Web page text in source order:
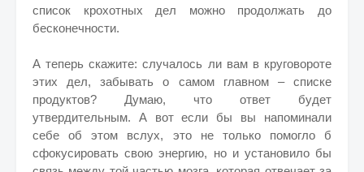
список крохотных дел можно продолжать до
бесконечности.
А теперь скажите: случалось ли вам в круговороте
этих дел, забывать о самом главном – списке
продуктов? Думаю, что ответ будет
утвердительным. А вот если бы вы напоминали
себе об этом вслух, это не только помогло б
сфокусировать свою энергию, но и установило бы